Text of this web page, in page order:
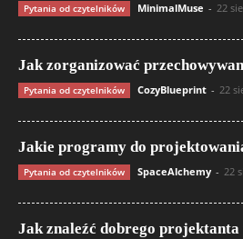
Pytania od czytelników MinimalMuse - 22
Jak zorganizować
Pytania od czytelników CozyBlueprint - 22
Jakie programy do
Pytania od czytelników SpaceAlchemy - 22
Jak znaleźć dobrego projektanta